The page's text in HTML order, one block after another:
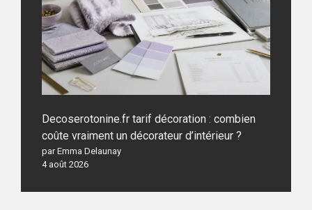
Decoserotonine.fr tarif décoration : combien
coûte vraiment un décorateur d’intérieur ?
par Emma Delaunay
4 août 2026